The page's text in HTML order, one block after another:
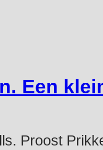
Een
Proost